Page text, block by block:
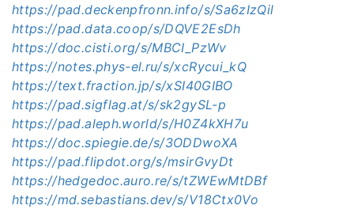
https://pad.deckenpfronn.info/s/Sa6zIzQil
https://pad.data.coop/s/DQVE2EsDh
https://doc.cisti.org/s/MBCI_PzWv
https://notes.phys-el.ru/s/xcRycui_kQ
https://text.fraction.jp/s/xSI40GIBO
https://pad.sigflag.at/s/sk2gySL-p
https://pad.aleph.world/s/H0Z4kXH7u
https://doc.spiegie.de/s/3ODDwoXA
https://pad.flipdot.org/s/msirGvyDt
https://hedgedoc.auro.re/s/tZWEwMtDBf
https://md.sebastians.dev/s/V18Ctx0Vo